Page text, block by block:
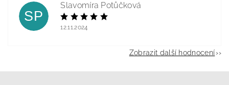
SP
Slavomíra Potůčková
12.11.2024
Zobrazit další hodnocení